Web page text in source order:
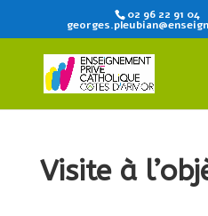
02 96 22 91 04
Visite à